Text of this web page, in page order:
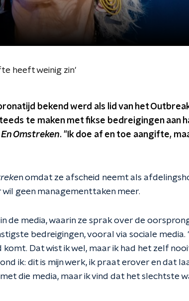
heeft weinig zin'
bekend werd als lid van het
te maken met fikse bedreigingen aan
Omstreken. "Ik doe af en toe aangifte,
n omdat ze afscheid neemt als
geen managementtaken meer.
de media, waarin ze sprak over de
bedreigingen, vooral via sociale media.
Dat wist ik wel, maar ik had het zelf
ik: dit is mijn werk, ik praat erover en dat
die media, maar ik vind dat het slechtste